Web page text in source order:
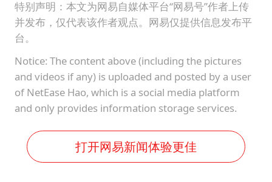
特别声明：本文为网易自媒体平台“网易号”作者上传
并发布，仅代表该作者观点。网易仅提供信息发布平
台。
Notice: The content above (including the pictures
and videos if any) is uploaded and posted by a user
of NetEase Hao, which is a social media platform
and only provides information storage services.
打开网易新闻体验更佳